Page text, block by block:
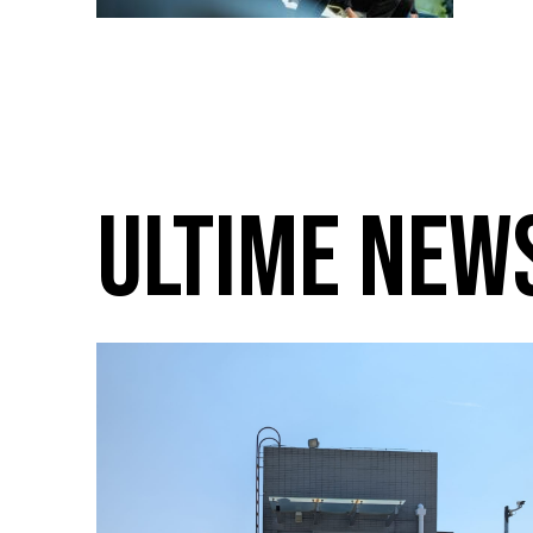
ULTIME